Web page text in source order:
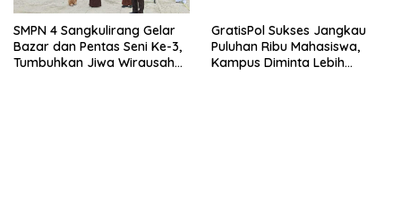
SMPN 4 Sangkulirang Gelar
Bazar dan Pentas Seni Ke-3,
Tumbuhkan Jiwa Wirausaha
GratisPol Sukses Jangkau
Puluhan Ribu Mahasiswa,
Kampus Diminta Lebih